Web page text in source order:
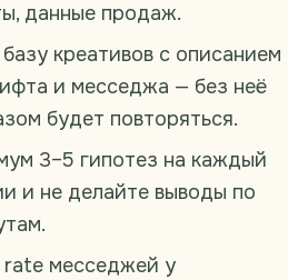
данные продаж.
креативов с описанием
и месседжа — без неё
будет повторяться.
3–5 гипотез на каждый
и не делайте выводы по
rate месседжей у